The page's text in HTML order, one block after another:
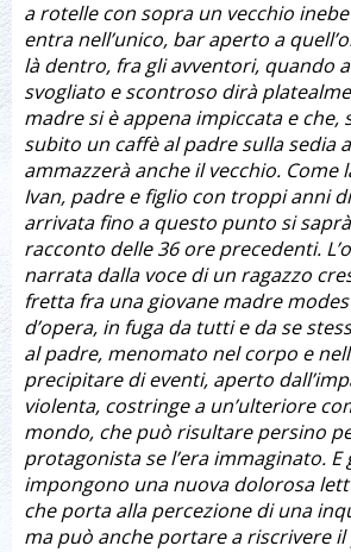
a rotelle con sopra un vecchio
entra nell’unico, bar aperto a
là dentro, fra gli avventori, quando
svogliato e scontroso dirà
madre si è appena impiccata e che,
subito un caffè al padre sulla sedia
ammazzerà anche il vecchio. Come
Ivan, padre e figlio con troppi anni
arrivata fino a questo punto si
racconto delle 36 ore precedenti.
narrata dalla voce di un ragazzo
fretta fra una giovane madre
d’opera, in fuga da tutti e da se
al padre, menomato nel corpo e
precipitare di eventi, aperto
violenta, costringe a un’ulteriore
mondo, che può risultare persino
protagonista se l’era immaginato.
impongono una nuova dolorosa
che porta alla percezione di una
ma può anche portare a riscrivere